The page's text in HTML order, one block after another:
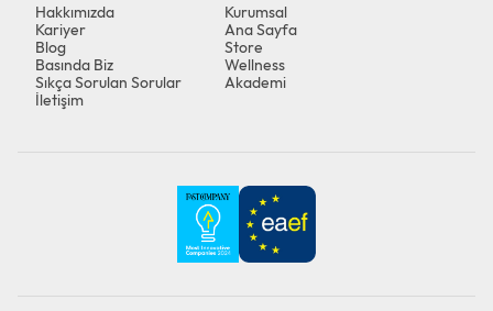
Hakkımızda
Kurumsal
Kariyer
Ana Sayfa
Blog
Store
Basında Biz
Wellness
Sıkça Sorulan Sorular
Akademi
İletişim